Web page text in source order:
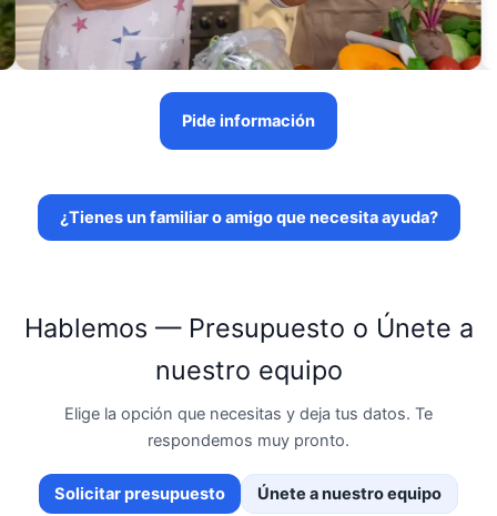
Pide información
¿Tienes un familiar o amigo que necesita ayuda?
Hablemos — Presupuesto o Únete a
nuestro equipo
Elige la opción que necesitas y deja tus datos. Te
respondemos muy pronto.
Solicitar presupuesto Únete a nuestro equipo